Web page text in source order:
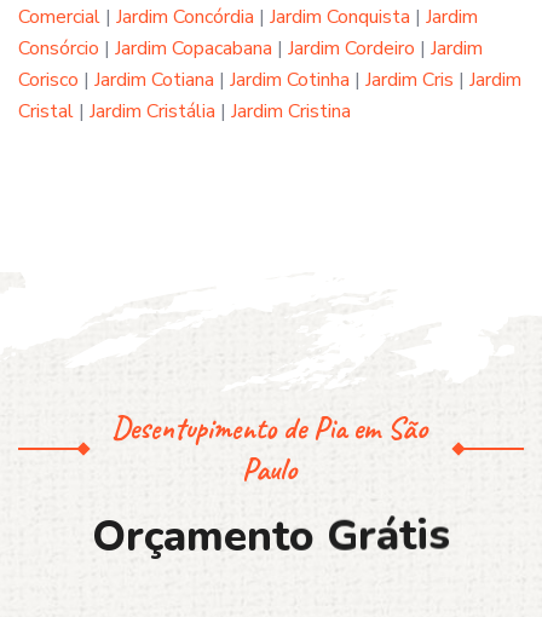
Comercial | Jardim Concórdia | Jardim Conquista | Jardim
Consórcio | Jardim Copacabana | Jardim Cordeiro | Jardim
Corisco | Jardim Cotiana | Jardim Cotinha | Jardim Cris | Jardim
Cristal | Jardim Cristália | Jardim Cristina
Desentupimento de Pia em São
Paulo
Orçamento Grátis